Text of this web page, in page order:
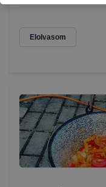
Elolvasom